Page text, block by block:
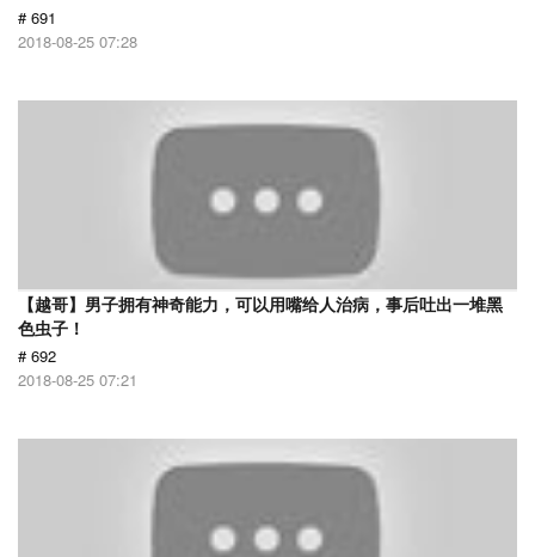
# 691
2018-08-25 07:28
【越哥】男子拥有神奇能力，可以用嘴给人治病，事后吐出一堆黑
色虫子！
# 692
2018-08-25 07:21